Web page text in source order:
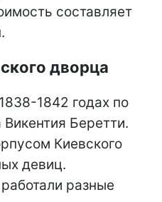
составляет
дворца
1842 годах по
Викентия Беретти.
Киевского
девиц.
разные